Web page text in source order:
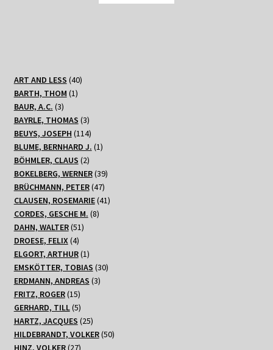
ART AND LESS 4040
BARTH, THOM 11
BAUR, A.C. 33
Produkte
BAYRLE, THOMAS 33
Produkte
BEUYS, JOSEPH 114114
Produkte
BLUME, BERNHARD J. 11
BÖHMLER, CLAUS 22
Produkte
BOKELBERG, WERNER 3939
BRÜCHMANN, PETER 4747
Produkte
CLAUSEN, ROSEMARIE 4141
CORDES, GESCHE M. 88
DAHN, WALTER 5151
DROESE, FELIX 44
Produkte
ELGORT, ARTHUR 11
Produkt
EMSKÖTTER, TOBIAS 3030
ERDMANN, ANDREAS 33
FRITZ, ROGER 1515
Produkte
GERHARD, TILL 55
Produkte
HARTZ, JACQUES 2525
Produkte
HILDEBRANDT, VOLKER 5050
HINZ, VOLKER 2727